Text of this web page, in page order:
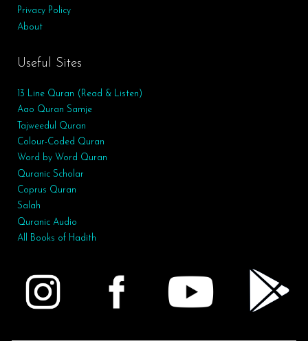
Privacy Policy
About
Useful Sites
13 Line Quran (Read & Listen)
Aao Quran Samje
Tajweedul Quran
Colour-Coded Quran
Word by Word Quran
Quranic Scholar
Coprus Quran
Salah
Quranic Audio
All Books of Hadith